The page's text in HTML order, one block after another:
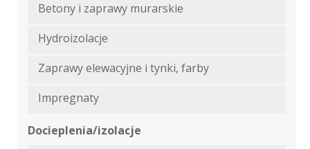
Betony i zaprawy murarskie
Hydroizolacje
Zaprawy elewacyjne i tynki, farby
Impregnaty
Docieplenia/izolacje